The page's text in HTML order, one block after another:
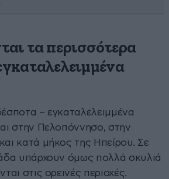
τα περισσότερα
– εγκαταλελειμμένα
στην Πελοπόννησο, στην
κατά μήκος της Ηπείρου. Σε
υπάρχουν όμως πολλά σκυλιά
στις ορεινές περιοχές.